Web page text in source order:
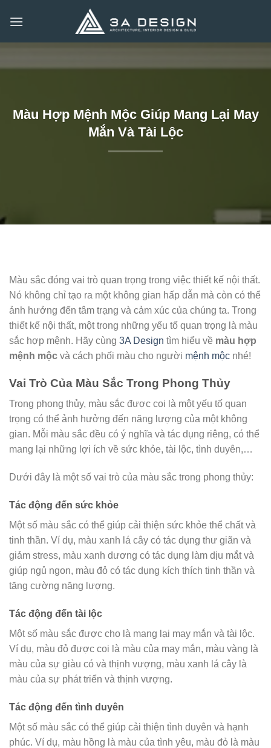
qua
Màu Hợp Mệnh Mộc Giúp Mang Lại May
Mắn Và Tài Lộc
Màu sắc đóng vai trò quan trọng trong việc thiết kế nội thất.
Nó không chỉ tạo ra một không gian hấp dẫn mà còn có thể
ảnh hưởng đến tâm trạng và cảm xúc của chúng ta. Trong
thiết kế nội thất, một trong những yếu tố quan trọng là màu
sắc hợp mệnh. Hãy cùng 3A Design tìm hiểu về màu hợp
mệnh mộc và cách phối màu cho người mệnh mộc nhé!
Vai Trò Của Màu Sắc Trong Phong Thủy
Trong phong thủy, màu sắc được coi là một yếu tố quan
trọng có thể ảnh hưởng đến năng lượng của một không
gian. Mỗi màu sắc đều có ý nghĩa và tác dụng riêng, có thể
mang lại những lợi ích về sức khỏe, tài lộc, tình duyên,…
Dưới đây là một số vai trò của màu sắc trong phong thủy:
Tác động đến sức khỏe
Một số màu sắc có thể giúp cải thiện sức khỏe thể chất và
tinh thần. Ví dụ, màu xanh lá cây có tác dụng thư giãn và
giảm stress, màu xanh dương có tác dụng làm dịu mắt và
giúp ngủ ngon, màu đỏ có tác dụng kích thích tinh thần và
tăng cường năng lượng.
Tác động đến tài lộc
Một số màu sắc được cho là mang lại may mắn và tài lộc.
Ví dụ, màu đỏ được coi là màu của may mắn, màu vàng là
màu của sự giàu có và thịnh vượng, màu xanh lá cây là
màu của sự phát triển và thịnh vượng.
Tác động đến tình duyên
Một số màu sắc có thể giúp cải thiện tình duyên và hạnh
phúc. Ví dụ, màu hồng là màu của tình yêu, màu đỏ là màu